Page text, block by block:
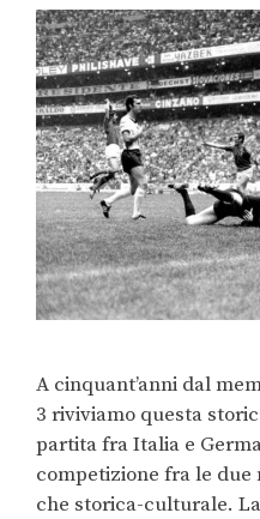
A cinquant’anni dal
3 riviviamo questa
partita fra Italia e
competizione fra le due
che storica-culturale.